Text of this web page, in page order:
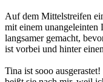
Auf dem Mittelstreifen
mit einem unangeleinten
langsamer gemacht,
ist vorbei und hinter
Tina ist sooo